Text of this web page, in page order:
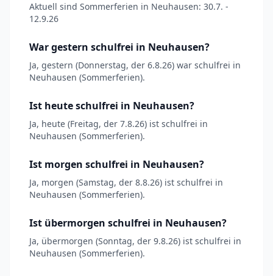
Aktuell sind Sommerferien in Neuhausen: 30.7. -
12.9.26
War gestern schulfrei in Neuhausen?
Ja, gestern (Donnerstag, der 6.8.26) war schulfrei in
Neuhausen (Sommerferien).
Ist heute schulfrei in Neuhausen?
Ja, heute (Freitag, der 7.8.26) ist schulfrei in
Neuhausen (Sommerferien).
Ist morgen schulfrei in Neuhausen?
Ja, morgen (Samstag, der 8.8.26) ist schulfrei in
Neuhausen (Sommerferien).
Ist übermorgen schulfrei in Neuhausen?
Ja, übermorgen (Sonntag, der 9.8.26) ist schulfrei in
Neuhausen (Sommerferien).